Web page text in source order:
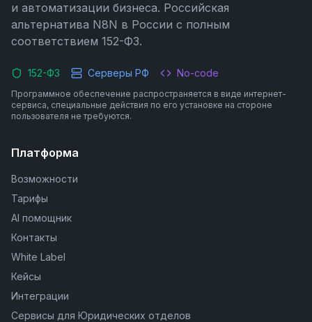
и автоматизации бизнеса. Российская
альтернатива N8N в России с полным
соответствием 152-ФЗ.
152-ФЗ Серверы РФ No-code
Программное обеспечение распространяется в виде интернет-
сервиса, специальные действия по его установке на стороне
пользователя не требуются.
Платформа
Возможности
Тарифы
AI помощник
Контакты
White Label
Кейсы
Интеграции
Сервисы для Юридических отделов